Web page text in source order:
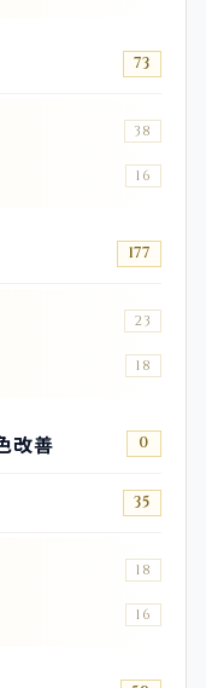
73
38
16
177
23
18
改善 0
35
18
16